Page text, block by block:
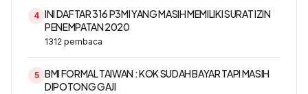
4 INI DAFTAR 316 P3MI YANG MASIH MEMILIKI SURAT IZIN
PENEMPATAN 2020
1312 pembaca
5 BMI FORMAL TAIWAN : KOK SUDAH BAYAR TAPI MASIH
DIPOTONG GAJI